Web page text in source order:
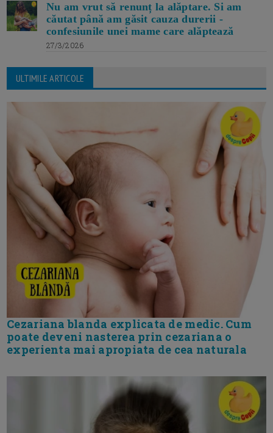
Nu am vrut să renunț la alăptare. Si am
căutat până am găsit cauza durerii -
confesiunile unei mame care alăptează
27/3/2026
ULTIMILE ARTICOLE
Cezariana blanda explicata de medic. Cum
poate deveni nasterea prin cezariana o
experienta mai apropiata de cea naturala